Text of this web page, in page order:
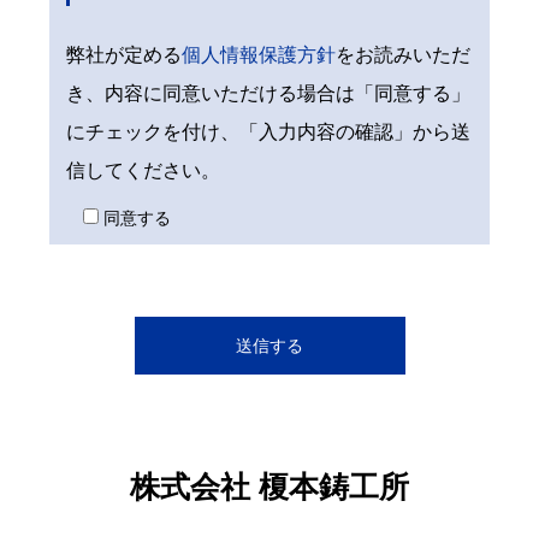
弊社が定める個人情報保護方針をお読みいただ
き、内容に同意いただける場合は「同意する」
にチェックを付け、「入力内容の確認」から送
信してください。
同意する
株式会社 榎本鋳工所